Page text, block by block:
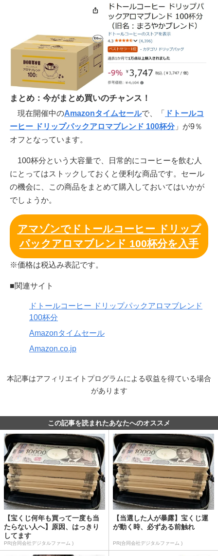
まとめ：今がまとめ買いのチャンス！
現在開催中のAmazonタイムセールで、「
ドトールコ
ーヒー ドリップパックアロマブレンド 100杯分」が9％
オフとなっています。
100杯分という大容量で、日常的にコーヒーを飲む人
にとってはストックしておくと便利な商品です。セール
の機会に、この商品をまとめて購入しておいてはいかが
でしょうか。
アマゾンでドトールコーヒー ドリップ
パックアロマブレンド 100杯分を入手
※価格は税込み表記です。
■関連サイト
ドトールコーヒー ドリップパックアロマブレンド
100杯分
Amazonタイムセール
Amazon.co.jp
本記事はアフィリエイトプログラムによる収益を得ている場合
があります
この記事を読まれたあなたへのオススメ
【宝くじ何年も買って一度も当
たらない人へ】原因、はっきり
してます
PR(合同会社デジタルファーム )
【当選した人が暴露】宝くじ運
が動く時、必ずある前触れ
PR(合同会社デジタルファーム )